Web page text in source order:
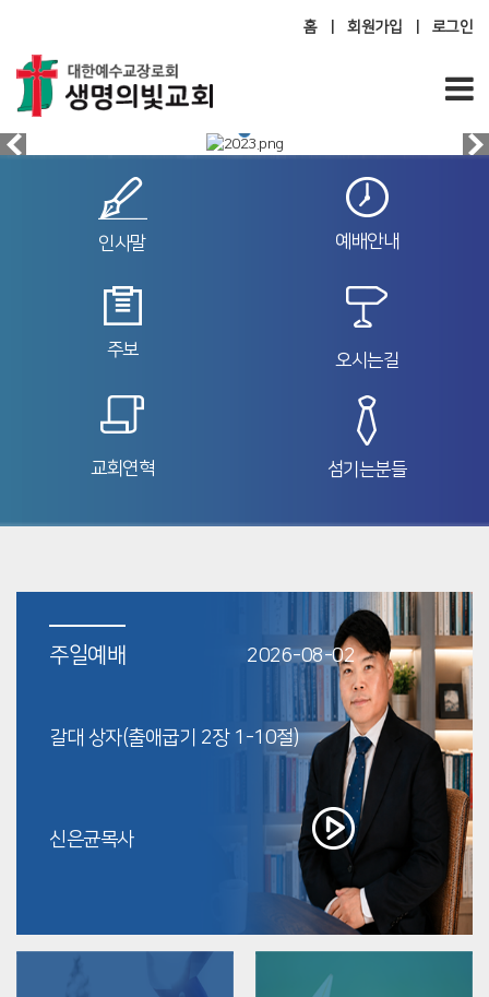
홈 회원가입 로그인
인사말 예배안내
주보
오시는길
교회연혁 섬기는분들
주일예배 2026-08-02
갈대 상자(출애굽기 2장 1-10절)
신은균목사